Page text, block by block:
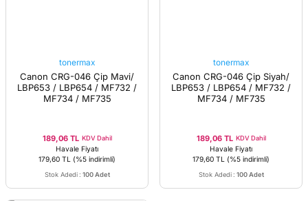
tonermax
Canon CRG-046 Çip Mavi/
LBP653 / LBP654 / MF732 /
MF734 / MF735
189,06 TL KDV Dahil
Havale Fiyatı
179,60 TL (%5 indirimli)
Stok Adedi : 100 Adet
tonermax
Canon CRG-046 Çip Siyah/
LBP653 / LBP654 / MF732 /
MF734 / MF735
189,06 TL KDV Dahil
Havale Fiyatı
179,60 TL (%5 indirimli)
Stok Adedi : 100 Adet